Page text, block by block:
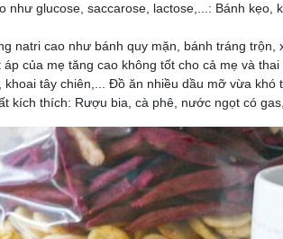
như glucose, saccarose, lactose,...: Bánh kẹo,
natri cao như bánh quy mặn, bánh tráng
của mẹ tăng cao không tốt cho cả mẹ và thai
tây chiên,... Đồ ăn nhiều dầu mỡ vừa khó
kích thích: Rượu bia, cà phê, nước ngọt có